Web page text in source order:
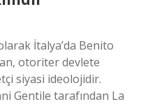
İtalya’da Benito
otoriter devlete
siyasi ideolojidir.
Gentile tarafından La